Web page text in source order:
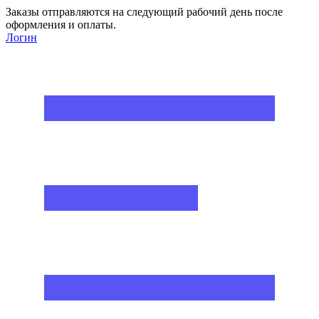
Заказы отправляются на следующий рабочий день после
оформления и оплаты.
Логин